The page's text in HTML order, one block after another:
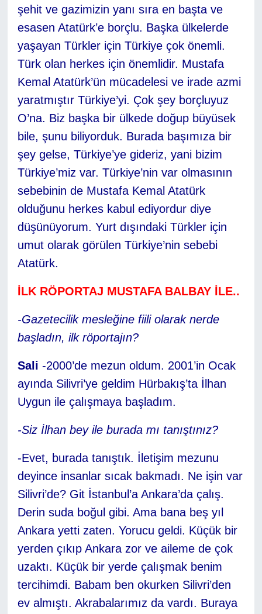
şehit ve gazimizin yanı sıra en başta ve
esasen Atatürk’e borçlu. Başka ülkelerde
yaşayan Türkler için Türkiye çok önemli.
Türk olan herkes için önemlidir. Mustafa
Kemal Atatürk’ün mücadelesi ve irade azmi
yaratmıştır Türkiye’yi. Çok şey borçluyuz
O’na. Biz başka bir ülkede doğup büyüsek
bile, şunu biliyorduk. Burada başımıza bir
şey gelse, Türkiye’ye gideriz, yani bizim
Türkiye’miz var. Türkiye’nin var olmasının
sebebinin de Mustafa Kemal Atatürk
olduğunu herkes kabul ediyordur diye
düşünüyorum. Yurt dışındaki Türkler için
umut olarak görülen Türkiye’nin sebebi
Atatürk.
İLK RÖPORTAJ MUSTAFA BALBAY İLE..
-Gazetecilik mesleğine fiili olarak nerde
başladın, ilk röportajın?
Sali -2000’de mezun oldum. 2001’in Ocak
ayında Silivri’ye geldim Hürbakış’ta İlhan
Uygun ile çalışmaya başladım.
-Siz İlhan bey ile burada mı tanıştınız?
-Evet, burada tanıştık. İletişim mezunu
deyince insanlar sıcak bakmadı. Ne işin var
Silivri’de? Git İstanbul’a Ankara’da çalış.
Derin suda boğul gibi. Ama bana beş yıl
Ankara yetti zaten. Yorucu geldi. Küçük bir
yerden çıkıp Ankara zor ve aileme de çok
uzaktı. Küçük bir yerde çalışmak benim
tercihimdi. Babam ben okurken Silivri’den
ev almıştı. Akrabalarımız da vardı. Buraya